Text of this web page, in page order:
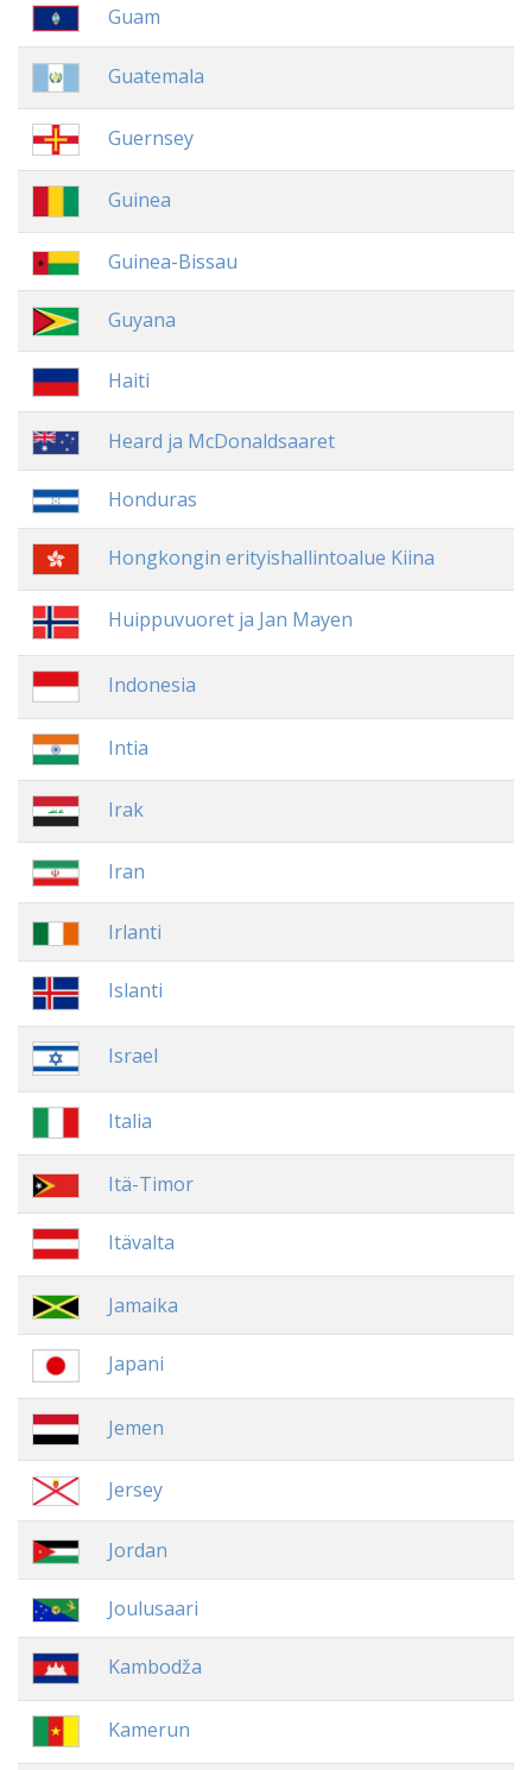
Guam
Guatemala
Guernsey
Guinea
Guinea-Bissau
Guyana
Haiti
Heard ja McDonaldsaaret
Honduras
Hongkongin erityishallintoalue Kiina
Huippuvuoret ja Jan Mayen
Indonesia
Intia
Irak
Iran
Irlanti
Islanti
Israel
Italia
Itä-Timor
Itävalta
Jamaika
Japani
Jemen
Jersey
Jordan
Joulusaari
Kambodža
Kamerun